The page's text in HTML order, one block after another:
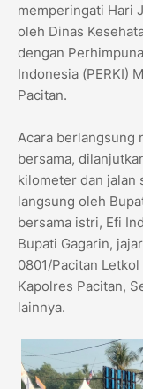
memperingati Hari
oleh Dinas
dengan
Indonesia (PERKI)
Pacitan.
Acara berlangsung
bersama,
kilometer dan jalan
langsung oleh
bersama istri, Efi
Bupati Gagarin,
0801/Pacitan
Kapolres Pacitan,
lainnya.